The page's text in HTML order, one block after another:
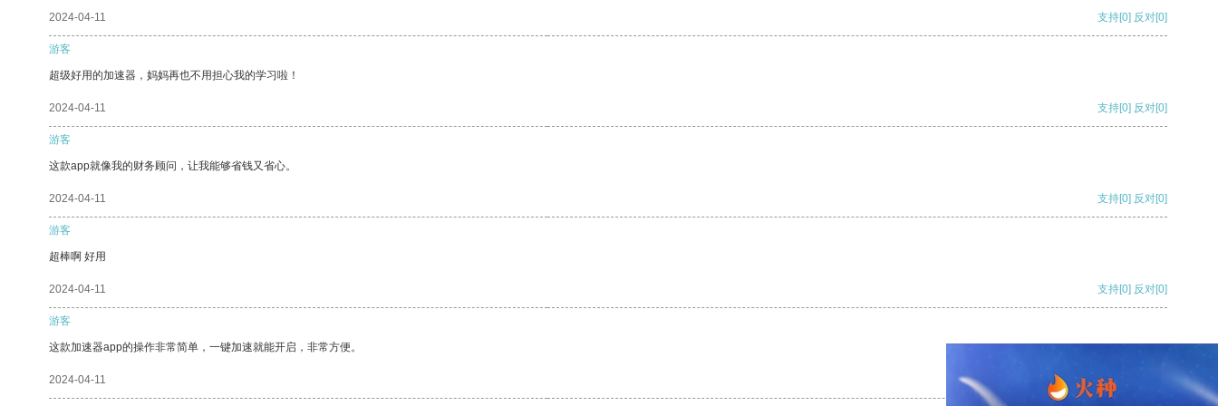
2024-04-11 支持[0] 反对[0]
游客
超级好用的加速器，妈妈再也不用担心我的学习啦！
2024-04-11 支持[0] 反对[0]
游客
这款app就像我的财务顾问，让我能够省钱又省心。
2024-04-11 支持[0] 反对[0]
游客
超棒啊 好用
2024-04-11 支持[0] 反对[0]
游客
这款加速器app的操作非常简单，一键加速就能开启，非常方便。
2024-04-11 支持